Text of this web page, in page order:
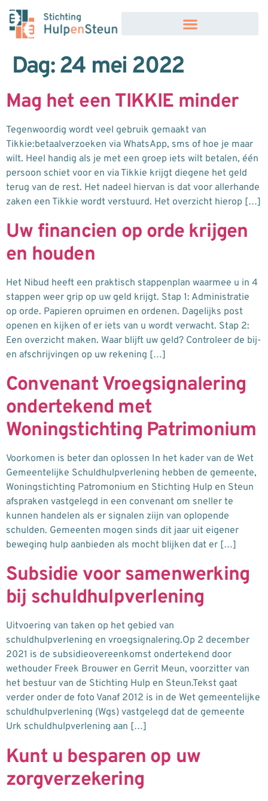
Dag:24 mei 2022
Mag het een TIKKIE minder
Tegenwoordig wordt veel gebruik gemaakt van
Tikkie:betaalverzoeken via WhatsApp, sms of hoe je maar
wilt. Heel handig als je met een groep iets wilt betalen, één
persoon schiet voor en via Tikkie krijgt diegene het geld
terug van de rest. Het nadeel hiervan is dat voor allerhande
zaken een Tikkie wordt verstuurd. Het overzicht hierop […]
Uw financien op orde krijgen
en houden
Het Nibud heeft een praktisch stappenplan waarmee u in 4
stappen weer grip op uw geld krijgt. Stap 1: Administratie
op orde. Papieren opruimen en ordenen. Dagelijks post
openen en kijken of er iets van u wordt verwacht. Stap 2:
Een overzicht maken. Waar blijft uw geld? Controleer de bij-
en afschrijvingen op uw rekening […]
Convenant Vroegsignalering
ondertekend met
Woningstichting Patrimonium
Voorkomen is beter dan oplossen In het kader van de Wet
Gemeentelijke Schuldhulpverlening hebben de gemeente,
Woningstichting Patromonium en Stichting Hulp en Steun
afspraken vastgelegd in een convenant om sneller te
kunnen handelen als er signalen ziijn van oplopende
schulden. Gemeenten mogen sinds dit jaar uit eigener
beweging hulp aanbieden als mocht blijken dat er […]
Subsidie voor samenwerking
bij schuldhulpverlening
Uitvoering van taken op het gebied van
schuldhulpverlening en vroegsignalering.Op 2 december
2021 is de subsidieovereenkomst ondertekend door
wethouder Freek Brouwer en Gerrit Meun, voorzitter van
het bestuur van de Stichting Hulp en Steun.Tekst gaat
verder onder de foto Vanaf 2012 is in de Wet gemeentelijke
schuldhulpverlening (Wgs) vastgelegd dat de gemeente
Urk schuldhulpverlening aan […]
Kunt u besparen op uw
zorgverzekering